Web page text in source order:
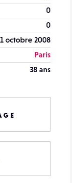
0
0
octobre 2008
Paris
38 ans